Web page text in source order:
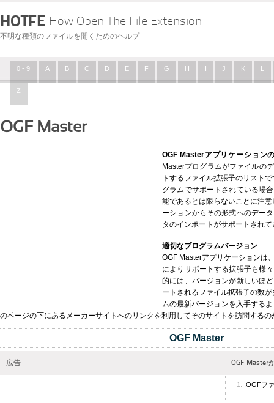
HOTFE How Open The File Extension
不明な種類のファイルを開くためのヘルプ
0 - 9 A B C D E F G H I J K L
Z
OGF Master
OGF Masterアプリケーション
Masterプログラムがファイルの
トするファイル拡張子のリスト
グラムでサポートされている場
能であるとは限らないことに注
ーションからその形式へのデー
タのインポートがサポートされ
適切なプログラムバージョン
OGF Masterアプリケーションは
によりサポートする拡張子も様
的には、バージョンが新しいほ
ートされるファイル拡張子の数
ムの最新バージョンを入手する
のページの下にあるメーカーサイトへのリンクを利用してそのサイトを訪問する
OGF Master
広告 OGF Master
.OGFフ